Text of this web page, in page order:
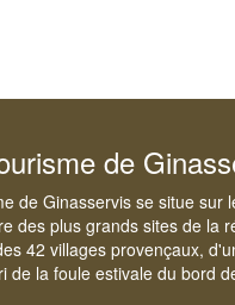
de
de Ginasservis se situe sur
des plus grands sites de la
42 villages provençaux,
de la foule estivale du bord